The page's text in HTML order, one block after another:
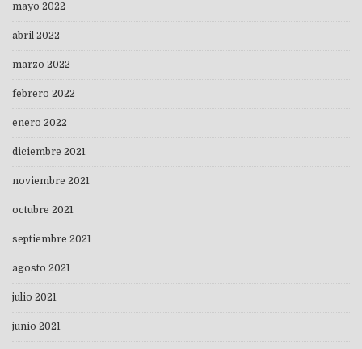
mayo 2022
abril 2022
marzo 2022
febrero 2022
enero 2022
diciembre 2021
noviembre 2021
octubre 2021
septiembre 2021
agosto 2021
julio 2021
junio 2021